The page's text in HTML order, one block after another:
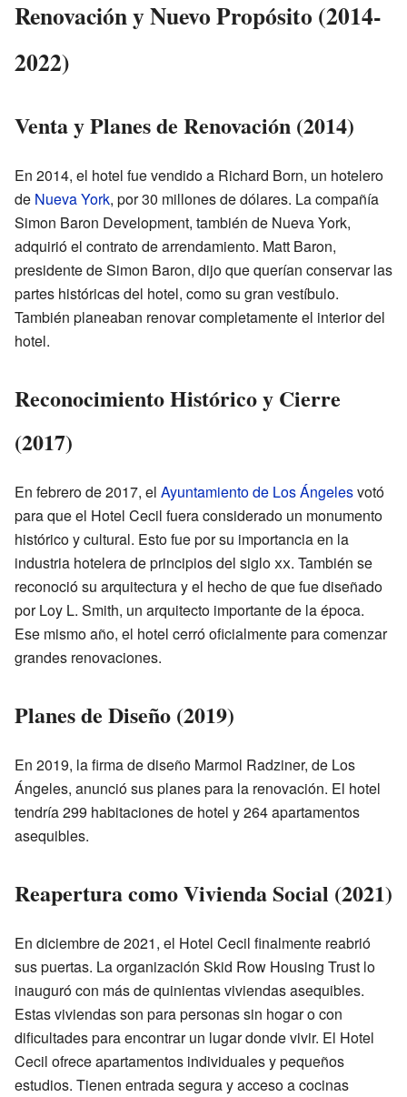
Renovación y Nuevo Propósito (2014-
2022)
Venta y Planes de Renovación (2014)
En 2014, el hotel fue vendido a Richard Born, un hotelero
de Nueva York, por 30 millones de dólares. La compañía
Simon Baron Development, también de Nueva York,
adquirió el contrato de arrendamiento. Matt Baron,
presidente de Simon Baron, dijo que querían conservar las
partes históricas del hotel, como su gran vestíbulo.
También planeaban renovar completamente el interior del
hotel.
Reconocimiento Histórico y Cierre
(2017)
En febrero de 2017, el Ayuntamiento de Los Ángelesvotó
para que el Hotel Cecil fuera considerado un monumento
histórico y cultural. Esto fue por su importancia en la
industria hotelera de principios del sigloxx. También se
reconoció su arquitectura y el hecho de que fue diseñado
por Loy L. Smith, un arquitecto importante de la época.
Ese mismo año, el hotel cerró oficialmente para comenzar
grandes renovaciones.
Planes de Diseño (2019)
En 2019, la firma de diseño Marmol Radziner, de Los
Ángeles, anunció sus planes para la renovación. El hotel
tendría 299 habitaciones de hotel y 264 apartamentos
asequibles.
Reapertura como Vivienda Social (2021)
En diciembre de 2021, el Hotel Cecil finalmente reabrió
sus puertas. La organización Skid Row Housing Trust lo
inauguró con más de quinientas viviendas asequibles.
Estas viviendas son para personas sin hogar o con
dificultades para encontrar un lugar donde vivir. El Hotel
Cecil ofrece apartamentos individuales y pequeños
estudios. Tienen entrada segura y acceso a cocinas